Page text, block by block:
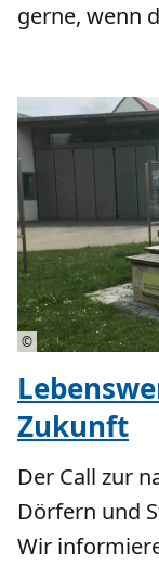
gerne, wenn
©
Zukunft
Der Call zur
Dörfern und
Wir